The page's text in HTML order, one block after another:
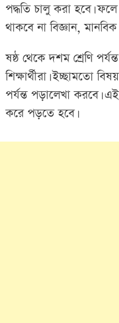
পদ্ধতি চালু করা হবে।
থাকবে না বিজ্ঞান,
ষষ্ঠ থেকে দশম শ্রেণি
শিক্ষার্থীরা। ইচ্ছামতো
পর্যন্ত পড়ালেখা করবে।
করে পড়তে হবে।